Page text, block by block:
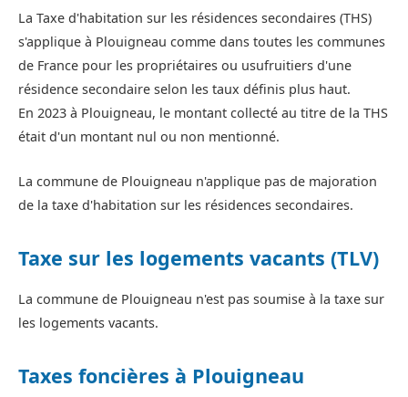
La Taxe d'habitation sur les résidences secondaires (THS)
s'applique à Plouigneau comme dans toutes les communes
de France pour les propriétaires ou usufruitiers d'une
résidence secondaire selon les taux définis plus haut.
En 2023 à Plouigneau, le montant collecté au titre de la THS
était d'un montant nul ou non mentionné.
La commune de Plouigneau n'applique pas de majoration
de la taxe d'habitation sur les résidences secondaires.
Taxe sur les logements vacants (TLV)
La commune de Plouigneau n'est pas soumise à la taxe sur
les logements vacants.
Taxes foncières à Plouigneau